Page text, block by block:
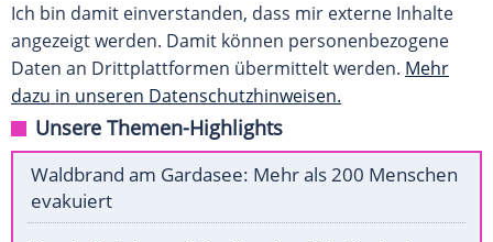
Ich bin damit einverstanden, dass mir externe Inhalte
angezeigt werden. Damit können personenbezogene
Daten an Drittplattformen übermittelt werden. Mehr
dazu in unseren Datenschutzhinweisen.
Unsere Themen-Highlights
Waldbrand am Gardasee: Mehr als 200 Menschen
evakuiert